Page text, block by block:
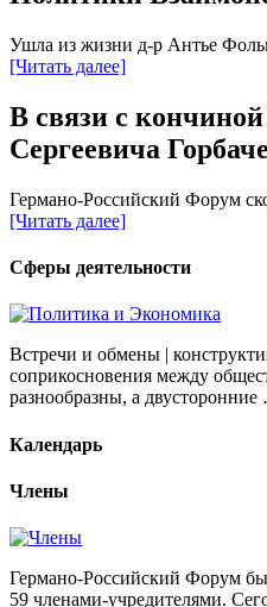
Ушла из жизни д-р Антье
[Читать далее]
В связи с
Сергеевича
Германо-Российский Форум
[Читать далее]
Сферы деятельности
Встречи и обмены |
соприкосновения между
разнообразны, а
Календарь
Члены
Германо-Российский Форум
59 членами-учредителями.